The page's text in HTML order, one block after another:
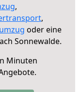
,
,
oder eine
Sonnewalde.
Minuten